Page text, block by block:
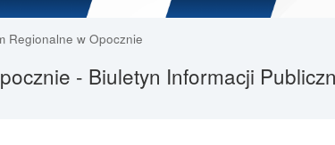
Regionalne w Opocznie
- Biuletyn Informacji